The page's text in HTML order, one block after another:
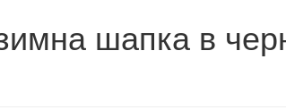
шапка в